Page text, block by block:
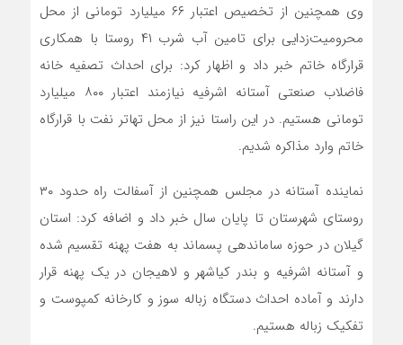
وی همچنین از تخصیص اعتبار ۶۶ میلیارد تومانی از محل
محرومیت‌زدایی برای تامین آب شرب ۴۱ روستا با همکاری
قرارگاه خاتم خبر داد و اظهار کرد: برای احداث تصفیه خانه
فاضلاب صنعتی آستانه اشرفیه نیازمند اعتبار ۸۰۰ میلیارد
تومانی هستیم. در این راستا نیز از محل تهاتر نفت با قرارگاه
خاتم وارد مذاکره شدیم.
نماینده آستانه در مجلس همچنین از آسفالت راه حدود ۳۰
روستای شهرستان تا پایان سال خبر داد و اضافه کرد: استان
گیلان در حوزه ساماندهی پسماند به هفت پهنه تقسیم شده
و آستانه اشرفیه و بندر کیاشهر و لاهیجان در یک پهنه قرار
دارند و آماده احداث دستگاه زباله سوز و کارخانه کمپوست و
تفکیک زباله هستیم.